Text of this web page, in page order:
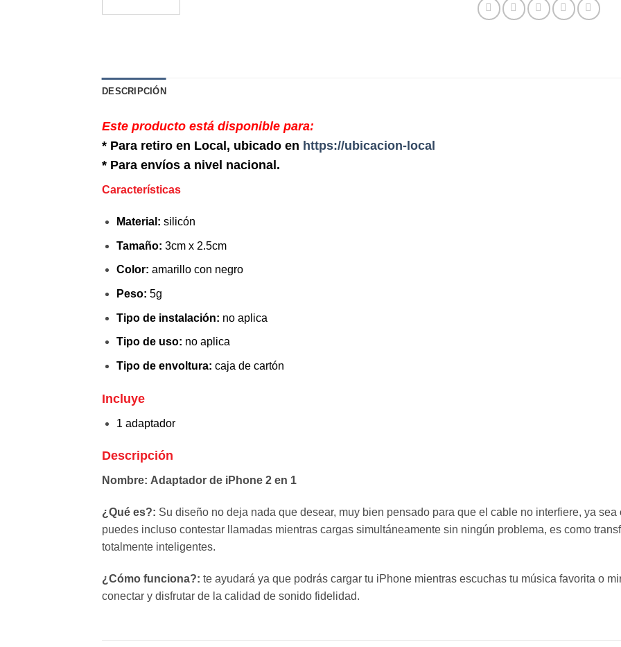
DESCRIPCIÓN
Este producto está disponible para:
* Para retiro en Local, ubicado en https://ubicacion-local
* Para envíos a nivel nacional.
Características
Material: silicón
Tamaño: 3cm x 2.5cm
Color: amarillo con negro
Peso: 5g
Tipo de instalación: no aplica
Tipo de uso: no aplica
Tipo de envoltura: caja de cartón
Incluye
1 adaptador
Descripción
Nombre: Adaptador de iPhone 2 en 1
¿Qué es?: Su diseño no deja nada que desear, muy bien pensado para que el cable no interfiere, ya
puedes incluso contestar llamadas mientras cargas simultáneamente sin ningún problema, es como
totalmente inteligentes.
¿Cómo funciona?: te ayudará ya que podrás cargar tu iPhone mientras escuchas tu música favorita o
conectar y disfrutar de la calidad de sonido fidelidad.